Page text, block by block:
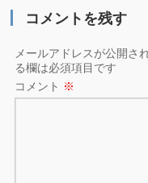
コメントを残す
メールアドレスが公開さ
る欄は必須項目です
コメント ※